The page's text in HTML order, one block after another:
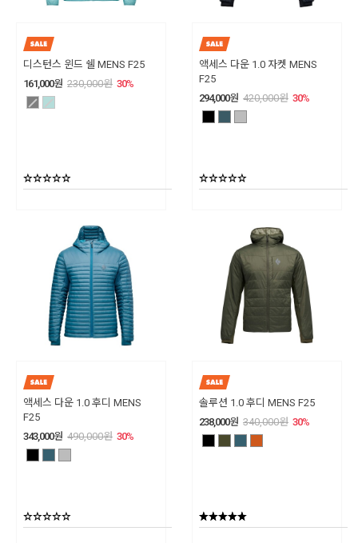
디스턴스 윈드 쉘 MENS F25
161,000원 230,000원 30%
액세스 다운 1.0 자켓 MENS
F25
294,000원 420,000원 30%
액세스 다운 1.0 후디 MENS
F25
343,000원 490,000원 30%
솔루션 1.0 후디 MENS F25
238,000원 340,000원 30%